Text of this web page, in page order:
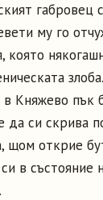
габровец
му го
която
злоба.
Княжево пък
да си скрива
щом открие
в състояние